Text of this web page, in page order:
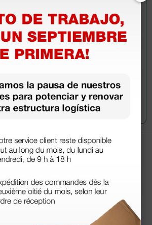
producto.
Envía tu pregunta
y 5 estrellas.